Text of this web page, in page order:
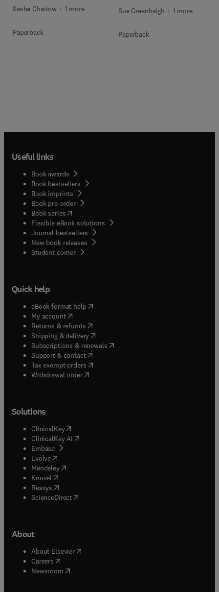
Sasha Chaitow + 1 more
Paperback
Sue Greenhalgh + 1 more
Paperback
Useful links
Book awards
Book bestsellers
Book imprints
Book pre-order
Book series(opens in new tab/window
Flexible eBook solutions
Journal bestsellers
New book releases
Student corner( opens in new tab/window
Quick help
eBook format help( opens in new tab/window
My account( opens in new tab/window
Returns & refunds( opens in new tab/window
Shipping & delivery(opens in new tab/window
Subscriptions & renewals( opens in new tab/window
Support & contact( opens in new tab/window
Tax exempt orders( opens in new tab/window
Withdrawal order
Solutions
ClinicalKey(opens in new tab/window
ClinicalKey AI opens in new tab/window
Embase( opens in new tab/window
Evolve(opens in new tab/window
Mendeley( opens in new tab/window
Knovel (opens in new tab/window
Reaxys (opens in new tab/window
ScienceDirect(opens in new tab/window
About
About Elsevier( opens in new tab/window
Careers opens in new tab/window
Newsroom( opens in new tab/window